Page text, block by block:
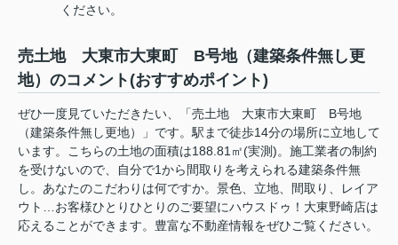
ください。
売土地 大東市大東町 B号地（建築条件無し更
地）のコメント(おすすめポイント)
ぜひ一度見ていただきたい、「売土地 大東市大東町 B号地
（建築条件無し更地）」です。駅まで徒歩14分の場所に立地して
います。こちらの土地の面積は188.81㎡(実測)。施工業者の制約
を受けないので、自分で1から間取りを考えられる建築条件無
し。あなたのこだわりは何ですか。景色、立地、間取り、レイア
ウト…お客様ひとりひとりのご要望にハウスドゥ！大東野崎店は
応えることができます。豊富な不動産情報をぜひご覧ください。